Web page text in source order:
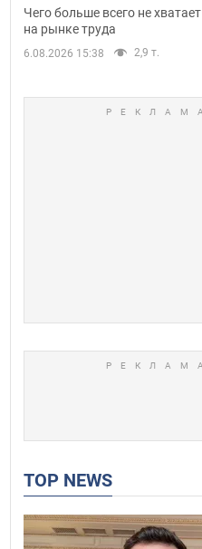
вакансии
Чего больше всего не хватает
на рынке труда
6.08.2026 15:38 2,9 т.
TOP NEWS